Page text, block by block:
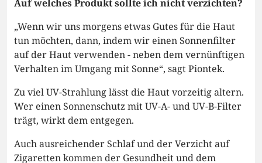
Auf welches Produkt sollte ich nicht verzichten?
„Wenn wir uns morgens etwas Gutes für die Haut
tun möchten, dann, indem wir einen Sonnenfilter
auf der Haut verwenden - neben dem vernünftigen
Verhalten im Umgang mit Sonne“, sagt Piontek.
Zu viel UV-Strahlung lässt die Haut vorzeitig altern.
Wer einen Sonnenschutz mit UV-A- und UV-B-Filter
trägt, wirkt dem entgegen.
Auch ausreichender Schlaf und der Verzicht auf
Zigaretten kommen der Gesundheit und dem